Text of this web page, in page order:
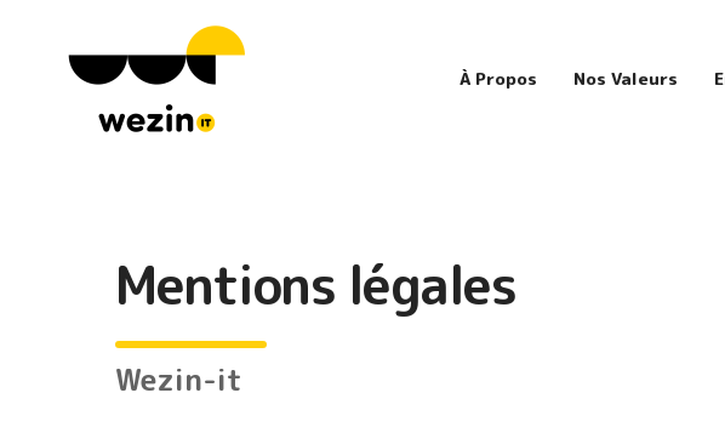
À Propos Nos Valeurs
Mentions légales
Wezin-it